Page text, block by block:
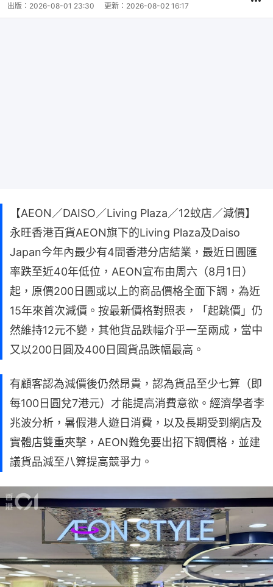
出版： 2026-08-01 23:30 更新： 2026-08-02 16:17
【AEON／DAISO／Living Plaza／12蚊店／減價】
永旺香港百貨AEON旗下的Living Plaza及Daiso
Japan今年內最少有4間香港分店結業，最近日圓匯
率跌至近40年低位，AEON宣布由周六（8月1日）
起，原價200日圓或以上的商品價格全面下調，為近
15年來首次減價。按最新價格對照表，「起跳價」仍
然維持12元不變，其他貨品跌幅介乎一至兩成，當中
又以200日圓及400日圓貨品跌幅最高。
有顧客認為減價後仍然昂貴，認為貨品至少七算（即
每100日圓兌7港元）才能提高消費意欲。經濟學者李
兆波分析，暑假港人遊日消費，以及長期受到網店及
實體店雙重夾擊，AEON難免要出招下調價格，並建
議貨品減至八算提高競爭力。